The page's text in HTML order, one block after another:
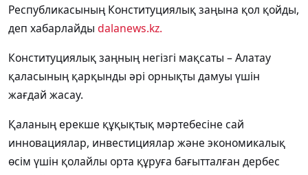
Республикасының Конституциялық заңына қол қойды,
деп хабарлайды dalanews.kz.
Конституциялық заңның негізгі мақсаты – Алатау
қаласының қарқынды әрі орнықты дамуы үшін
жағдай жасау.
Қаланың ерекше құқықтық мәртебесіне сай
инновациялар, инвестициялар және экономикалық
өсім үшін қолайлы орта құруға бағытталған дербес